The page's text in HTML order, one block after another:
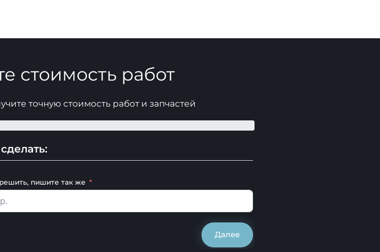
стоимость работ
точную стоимость работ и запчастей
пишите так же
Далее